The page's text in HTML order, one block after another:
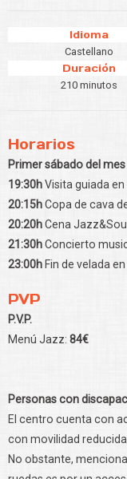
Idioma
Castellano
Duración
210 minutos
Horarios
Primer sábado del
19:30hVisita guiada
20:15hCopa de cava
20:20hCena
21:30hConcierto
23:00h Fin de velada
PVP
P.V.P.
Menú Jazz: 84€
Personas con
El centro cuenta con
con movilidad
No obstante,